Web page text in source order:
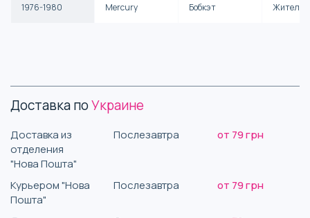
1976-1980 Mercury Бобкэт Житель
Доставка поУкраине
Доставка из
отделения
"Нова Пошта"
Послезавтра от 79 грн
Курьером "Нова
Пошта"
Послезавтра от 79 грн